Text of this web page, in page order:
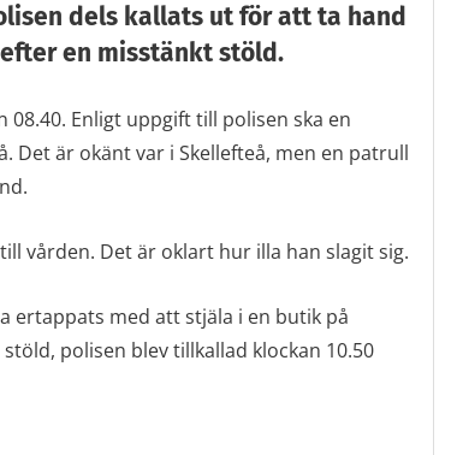
dels kallats ut för att ta hand
en misstänkt stöld.
08.40. Enligt uppgift till polisen ska en
Det är okänt var i Skellefteå, men en patrull
vården. Det är oklart hur illa han slagit sig.
ertappats med att stjäla i en butik på
polisen blev tillkallad klockan 10.50